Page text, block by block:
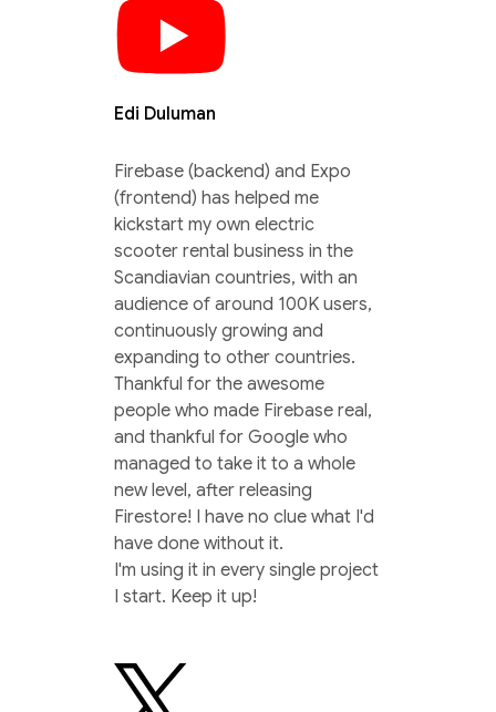
Edi Duluman
Firebase (backend) and Expo
(frontend) has helped me
kickstart my own electric
scooter rental business in the
Scandiavian countries, with an
audience of around 100K users,
continuously growing and
expanding to other countries.
Thankful for the awesome
people who made Firebase real,
and thankful for Google who
managed to take it to a whole
new level, after releasing
Firestore! I have no clue what I'd
have done without it.
I'm using it in every single project
I start. Keep it up!